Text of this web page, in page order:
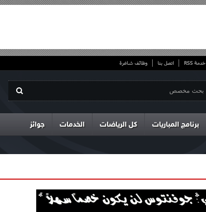
خدمة RSS اتصل بنا وظائف شاغرة
برنامج المباريات كل الرياضات الخدمات جوائز